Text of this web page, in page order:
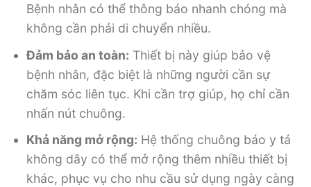
Bệnh nhân có thể thông báo nhanh chóng mà
không cần phải di chuyển nhiều.
Đảm bảo an toàn: Thiết bị này giúp bảo vệ
bệnh nhân, đặc biệt là những người cần sự
chăm sóc liên tục. Khi cần trợ giúp, họ chỉ cần
nhấn nút chuông.
Khả năng mở rộng: Hệ thống chuông báo y tá
không dây có thể mở rộng thêm nhiều thiết bị
khác, phục vụ cho nhu cầu sử dụng ngày càng